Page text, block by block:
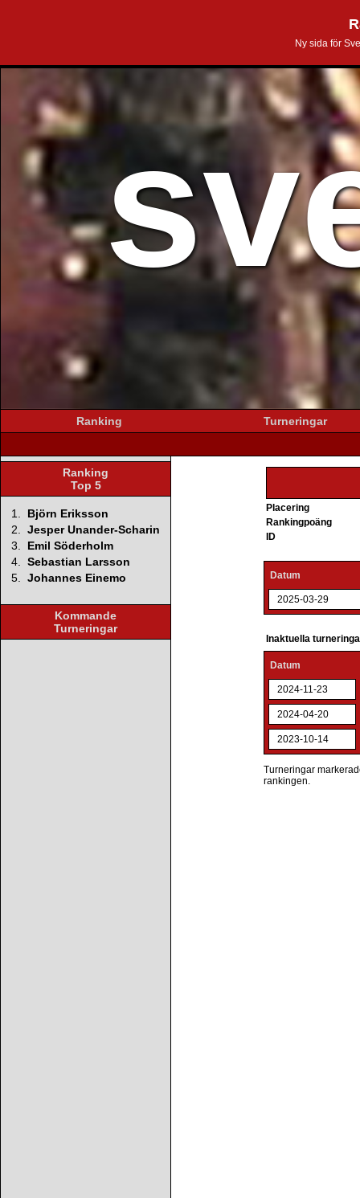
Ny sida för
Ranking Turneringar
Ranking
Top 5
1.
Björn Eriksson
2. Jesper Unander-Scharin
3.
Emil Söderholm
4. Sebastian Larsson
5. Johannes Einemo
Kommande
Turneringar
Placering
Rankingpoäng
ID
Datum
2025-03-29
Inaktuella
Datum
2024-11-23
2024-04-20
2023-10-14
Turneringar
rankingen.